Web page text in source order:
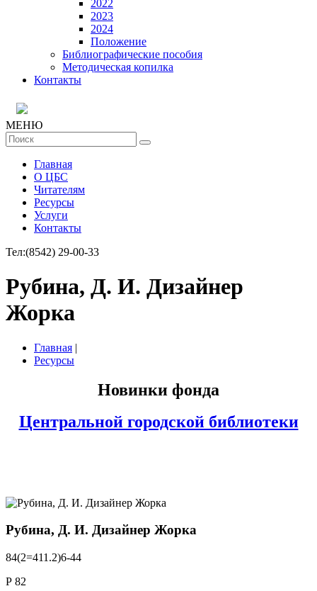
2022
2023
2024
Положение
Библиографические пособия
Методическая копилка
Контакты
МЕНЮ
Главная
О ЦБС
Читателям
Ресурсы
Услуги
Контакты
Тел:(8542) 29-00-33
Рубина, Д. И. Дизайнер
Жорка
Главная |
Ресурсы
Новинки фонда
Центральной городской библиотеки
Рубина, Д. И. Дизайнер Жорка
84(2=411.2)6-44
Р 82